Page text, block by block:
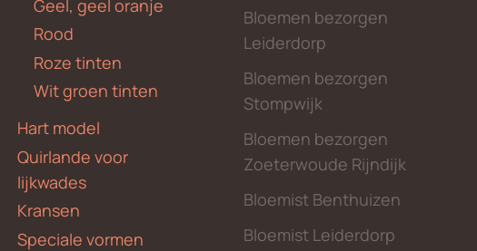
Geel, geel oranje
Rood
Roze tinten
Wit groen tinten
Hart model
Quirlande voor
lijkwades
Kransen
Speciale vormen
Bloemen bezorgen
Leiderdorp
Bloemen bezorgen
Stompwijk
Bloemen bezorgen
Zoeterwoude Rijndijk
Bloemist Benthuizen
Bloemist Leiderdorp